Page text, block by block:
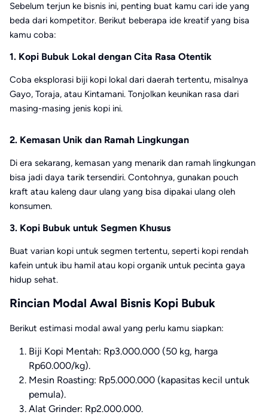
Sebelum terjun ke bisnis ini, penting buat kamu cari ide yang
beda dari kompetitor. Berikut beberapa ide kreatif yang bisa
kamu coba:
1. Kopi Bubuk Lokal dengan Cita Rasa Otentik
Coba eksplorasi biji kopi lokal dari daerah tertentu, misalnya
Gayo, Toraja, atau Kintamani. Tonjolkan keunikan rasa dari
masing-masing jenis kopi ini.
2. Kemasan Unik dan Ramah Lingkungan
Di era sekarang, kemasan yang menarik dan ramah lingkungan
bisa jadi daya tarik tersendiri. Contohnya, gunakan pouch
kraft atau kaleng daur ulang yang bisa dipakai ulang oleh
konsumen.
3. Kopi Bubuk untuk Segmen Khusus
Buat varian kopi untuk segmen tertentu, seperti kopi rendah
kafein untuk ibu hamil atau kopi organik untuk pecinta gaya
hidup sehat.
Rincian Modal Awal Bisnis Kopi Bubuk
Berikut estimasi modal awal yang perlu kamu siapkan:
Biji Kopi Mentah: Rp3.000.000 (50 kg, harga
Rp60.000/kg).
Mesin Roasting: Rp5.000.000 (kapasitas kecil untuk
pemula).
Alat Grinder: Rp2.000.000.